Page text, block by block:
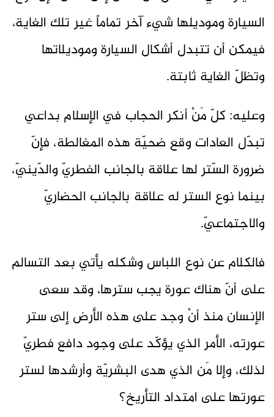
السيارة وموديلها شيء آخر تماماً غير تلك الغاية،
فيمكن أن تتبدل أشكال السيارة وموديلاتها
وتظلّ الغاية ثابتة.
وعليه: كلّ مَنْ أنكر الحجاب في الإسلام بداعي
تبدّل العادات وقع ضحيّة هذه المغالطة، فإنّ
ضرورة السّتر لها علاقة بالجانب الفطريّ والدّينيّ،
بينما نوع الستر له علاقة بالجانب الحضاريّ
والاجتماعيّ.
فالكلام عن نوع اللباس وشكله يأتي بعد التسالم
على أنّ هناك عورة يجب سترها، وقد سعى
الإنسان منذ أنْ وجد على هذه الأرض إلى ستر
عورته، الأمر الذي يؤكّد على وجود دافع فطريّ
لذلك، وإلا مَن الذي هدى البشريّة وأرشدها لستر
عورتها على امتداد التأريخ؟